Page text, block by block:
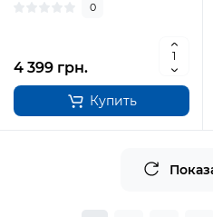
0
4 399 грн.
Купить